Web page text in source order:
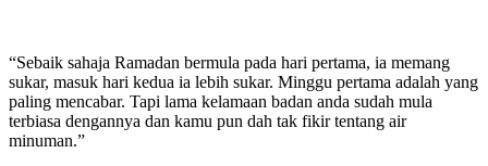
“Sebaik sahaja Ramadan bermula pada hari pertama, ia memang
sukar, masuk hari kedua ia lebih sukar. Minggu pertama adalah yang
paling mencabar. Tapi lama kelamaan badan anda sudah mula
terbiasa dengannya dan kamu pun dah tak fikir tentang air
minuman.”